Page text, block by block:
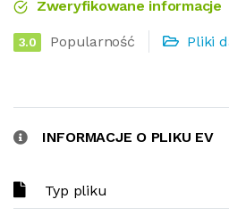
Zweryfikowane informacje
3.0 Popularność Pliki
INFORMACJE O PLIKU EV
Typ pliku